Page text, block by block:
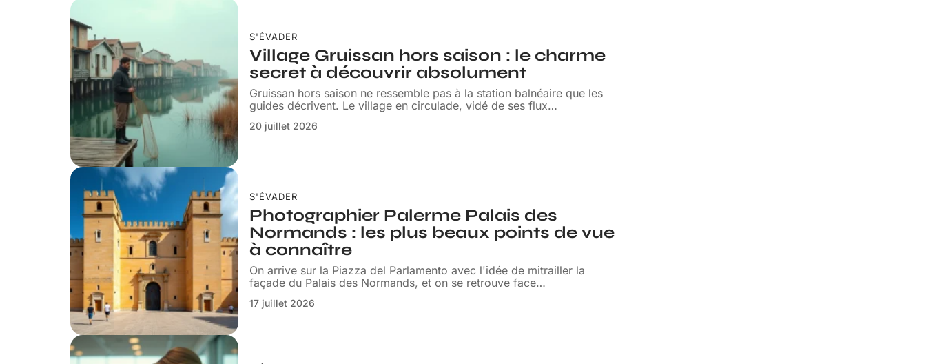
S'ÉVADER
Village Gruissan hors saison : le charme
secret à découvrir absolument
Gruissan hors saison ne ressemble pas à la station balnéaire que les
guides décrivent. Le village en circulade, vidé de ses flux…
20 juillet 2026
S'ÉVADER
Photographier Palerme Palais des
Normands : les plus beaux points de vue
à connaître
On arrive sur la Piazza del Parlamento avec l'idée de mitrailler la
façade du Palais des Normands, et on se retrouve face…
17 juillet 2026